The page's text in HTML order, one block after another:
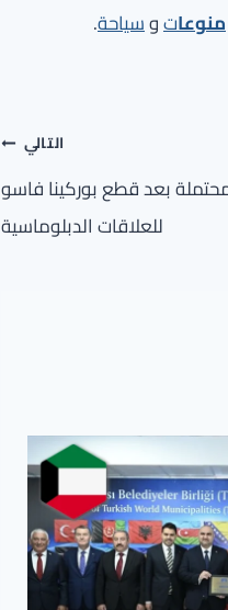
منوعاتوسياحة.
التالي
بعد قطع بوركينا فاسو
للعلاقات الدبلوماسية